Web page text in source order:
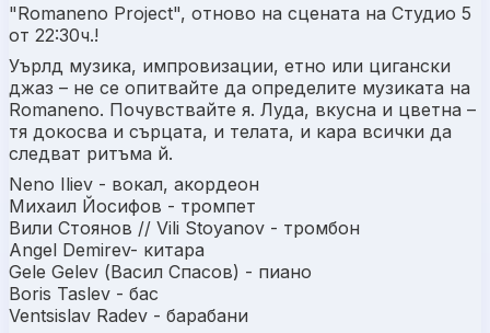
"Romaneno Project", отново на сцената на Студио 5
от 22:30ч.!
Уърлд музика, импровизации, етно или цигански
джаз – не се опитвайте да определите музиката на
Romaneno. Почувствайте я. Луда, вкусна и цветна –
тя докосва и сърцата, и телата, и кара всички да
следват ритъма й.
Neno Iliev - вокал, акордеон
Михаил Йосифов - тромпет
Вили Стоянов // Vili Stoyanov - тромбон
Angel Demirev- китара
Gele Gelev (Васил Спасов) - пиано
Boris Taslev - бас
Ventsislav Radev - барабани